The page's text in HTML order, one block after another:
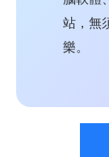
站，無
樂。